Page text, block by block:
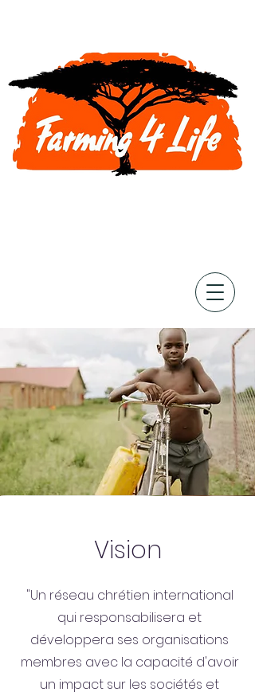
Vision
"Un réseau chrétien international
qui responsabilisera et
développera ses organisations
membres avec la capacité d'avoir
un impact sur les sociétés et